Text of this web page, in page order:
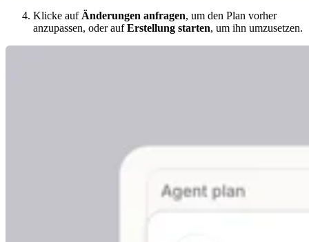
Klicke auf Änderungen anfragen, um den Plan vorher
anzupassen, oder aufErstellung starten, um ihn umzusetzen.